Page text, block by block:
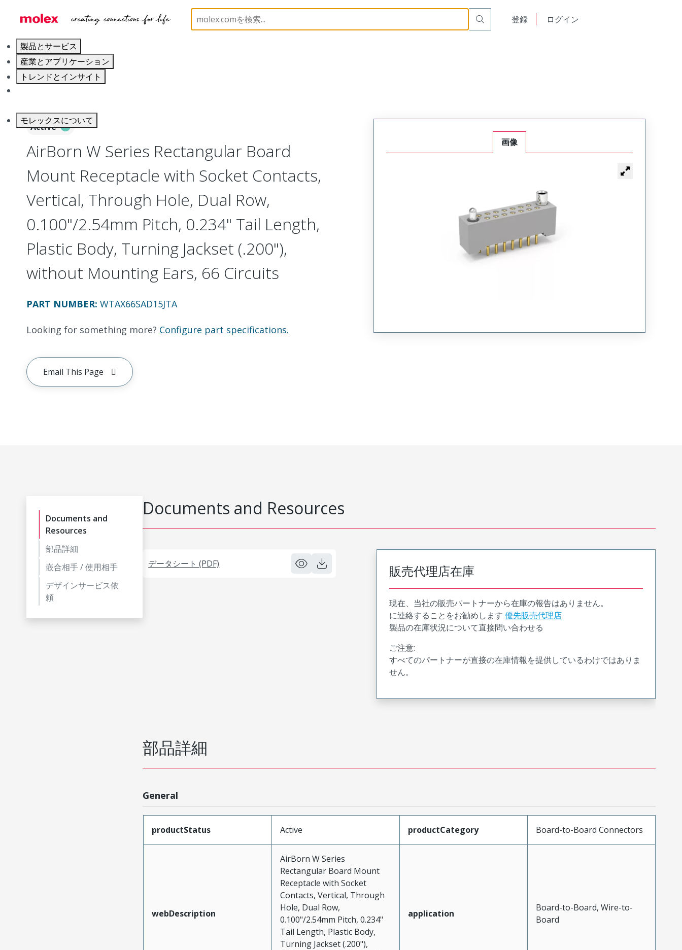
登録 ログイン
製品とサービス
産業とアプリケーション
トレンドとインサイト
モレックスについて
Board-to-Board Connectors Rectangular, Plastic, 2 Row, Vertical/Right Angle Board or Cable Mount Receptacle
Active
AirBorn W Series Rectangular Board
Mount Receptacle with Socket Contacts,
Vertical, Through Hole, Dual Row,
0.100"/2.54mm Pitch, 0.234" Tail Length,
Plastic Body, Turning Jackset (.200"),
without Mounting Ears, 66 Circuits
PART NUMBER: WTAX66SAD15JTA
Looking for something more? Configure part specifications.
Email This Page
画像
Documents and
Resources
部品詳細
嵌合相手 / 使用相手
デザインサービス依
頼
Documents and Resources
データシート (PDF) 販売代理店在庫
現在、当社の販売パートナーから在庫の報告はありません。
に連絡することをお勧めします 優先販売代理店
製品の在庫状況について直接問い合わせる
ご注意:
すべてのパートナーが直接の在庫情報を提供しているわけではありま
せん。
部品詳細
General
productStatus Active productCategory Board-to-Board Connectors
webDescription
AirBorn W Series
Rectangular Board Mount
Receptacle with Socket
Contacts, Vertical, Through
Hole, Dual Row,
0.100"/2.54mm Pitch, 0.234"
Tail Length, Plastic Body,
Turning Jackset (.200"),
application
Board-to-Board, Wire-to-
Board